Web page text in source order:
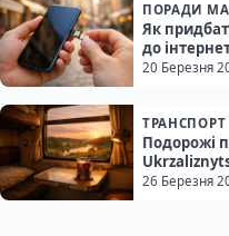
ПОРАДИ
Як
до
20 Березня
ТРАНСПОРТ
Подорожі
26 Березня